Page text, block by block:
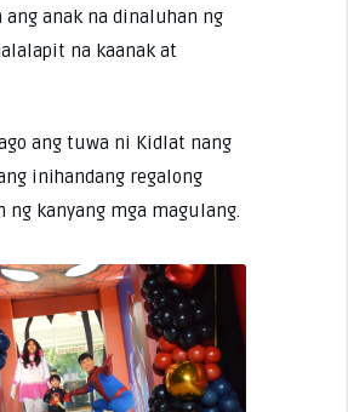
anak na dinaluhan ng
na kaanak at
ang tuwa ni Kidlat nang
inihandang regalong
ng kanyang mga magulang.